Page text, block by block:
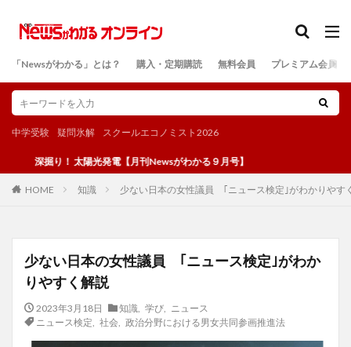
「Newsがわかる」とは？ 購入・定期購読 無料会員 プレミアム会員
中学受験 疑問氷解 スクールエコノミスト2026
り！ 太陽光発電【月刊Newsがわかる９月号】
HOME 知識 少ない日本の女性議員 ｢ニュース検定｣がわかりやす
少ない日本の女性議員 ｢ニュース検定｣がわか
りやすく解説
2023年3月18日 知識 学び
ニュース
ニュース検定
社会, 政治分野における男女共同参画推進法
検索